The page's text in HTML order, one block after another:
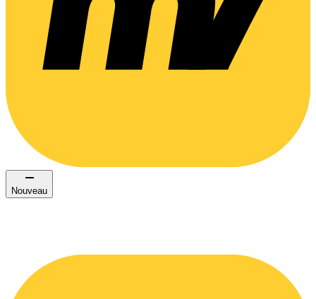
Nouveau